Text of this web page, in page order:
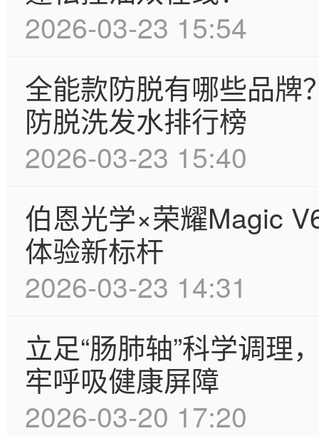
2026-03-23 15:54
全能款防脱有哪些品牌
防脱洗发水排行榜
2026-03-23 15:40
伯恩光学×荣耀Magic
体验新标杆
2026-03-23 14:31
立足“肠肺轴”科学调理
牢呼吸健康屏障
2026-03-20 17:20